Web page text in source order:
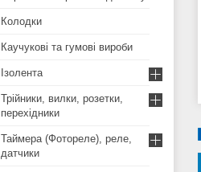
Колодки
Каучукові та гумові вироби
Ізолента
Трійники, вилки, розетки,
перехідники
Таймера (Фотореле), реле,
датчики